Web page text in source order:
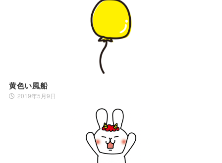
黄色い風船
2019年5月9日